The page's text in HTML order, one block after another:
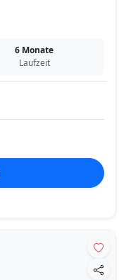
6 Monate
Laufzeit